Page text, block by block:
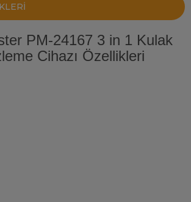
PM-24167 3 in 1 Kulak
Cihazı Özellikleri